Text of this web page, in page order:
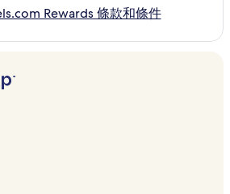
Rewards 條款和條件